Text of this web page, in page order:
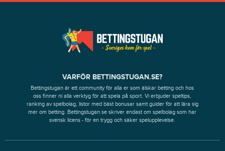
VARFÖR BETTINGSTUGAN.SE?
Bettingstugan är ett community för alla er som älskar betting och hos
oss finner ni alla verktyg för att spela på sport. Vi erbjuder speltips,
ranking av spelbolag, listor med bäst bonusar samt guider för att lära sig
mer om betting. Bettingstugan.se skriver endast om spelbolag som har
svensk licens - för en trygg och säker spelupplevelse.